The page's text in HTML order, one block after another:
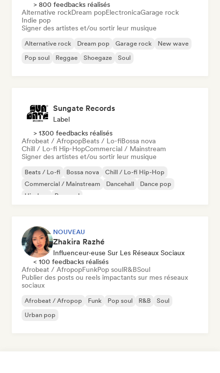
> 800 feedbacks réalisés
Alternative rockDream popElectronicaGarage rock
Indie pop
Signer des artistes et/ou sortir leur musique
Alternative rock Dream pop Garage rock
New wave
Pop soul
Reggae Shoegaze Soul
Sungate Records
Label
> 1300 feedbacks réalisés
Afrobeat / AfropopBeats / Lo-fiBossa nova
Chill / Lo-fi Hip-HopCommercial / Mainstream
Signer des artistes et/ou sortir leur musique
Beats / Lo-fi Bossa nova
Chill / Lo-fi Hip-Hop
Commercial / Mainstream
Dancehall
Dance pop
Hip-hop
Pop soul
NOUVEAU
Zhakira Razhé
Influenceur·euse Sur Les Réseaux Sociaux
< 100 feedbacks réalisés
Afrobeat / AfropopFunkPop soulR&BSoul
Publier des posts ou reels impactants sur mes réseaux
sociaux
Afrobeat / Afropop Funk Pop soul R&B
Soul
Urban pop